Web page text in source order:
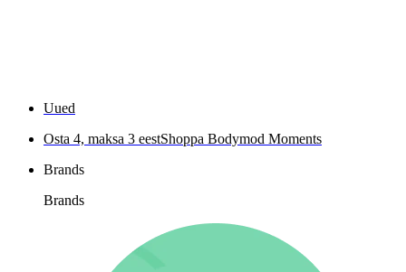
Uued
Osta 4, maksa 3 eestShoppa Bodymod Moments
Brands
Brands